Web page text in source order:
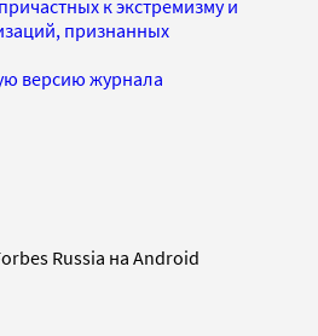
к экстремизму и
признанных
версию журнала
Russia на Android